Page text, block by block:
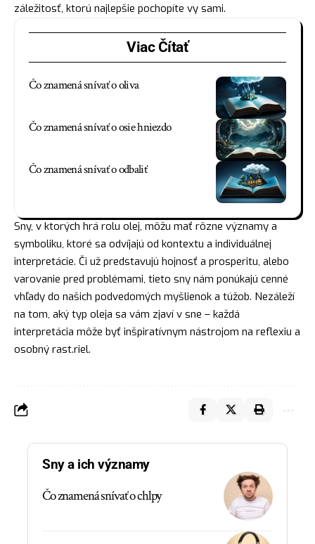
záležitosť, ktorú najlepšie pochopíte vy sami.
Viac Čítať
Čo znamená snívať o oliva
Čo znamená snívať o osie hniezdo
Čo znamená snívať o odbaliť
Sny, v ktorých hrá rolu olej, môžu mať rôzne významy a
symboliku, ktoré sa odvíjajú od kontextu a individuálnej
interpretácie. Či už predstavujú hojnosť a prosperitu, alebo
varovanie pred problémami, tieto sny nám ponúkajú cenné
vhľady do našich podvedomých myšlienok a túžob. Nezáleží
na tom, aký typ oleja sa vám zjaví v sne – každá
interpretácia môže byť inšpiratívnym nástrojom na reflexiu a
osobný rast.riel.
Sny a ich významy
Čo znamená snívať o chlpy